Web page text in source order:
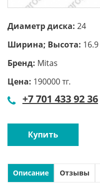
Диаметр диска: 24
Ширина; Высота: 16.9
Бренд: Mitas
Цена: 190000 тг.
+7 701 433 92 36
Купить
Описание Отзывы